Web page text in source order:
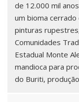
de 12.000 mil
um bioma cerrado
pinturas
Comunidades
Estadual Monte
mandioca para
do Buriti,